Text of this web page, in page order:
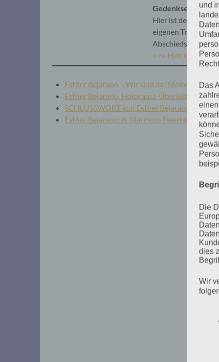
Gedenkseite für
Hier ist dein Platz,
eigenen Trauer
Abschieds
>>> Hier klicken
Esther Bejarano – Wir sind da! Meine
Esther Bejarano, Holocaust-Überlebende,
SCHLUSSWORT von Esther Bejarano
Esther Bejarano: 8. Mai muss Feiertag werden
und
Das
Die
dies
Wir